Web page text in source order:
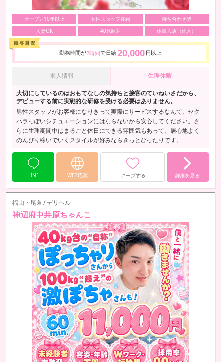
オープン10年以上 女性スタッフ在籍
待ち合わせ型
人妻OK
40代歓迎 体験入店（体入）
勤務時間が2時間で日給20,000 円以上
求人情報 生理休暇
大切にしているのはおもてなしの気持ちと接客のていねいさだから、
デビューする前に実戦的な研修を受ける必要はありません。
男性スタッフがお客様になりきって実際にサービスするなんて、セク
ハラっぽいシチュエーションにはならないから安心してください。さ
らに生理期間中はまるごと休日にできる雰囲気もあって、居心地よく
のんびり稼いでいくスタイルが好みならきっとぴったりです。
LINE WEB応募 キープする 詳細を見る
福山・尾道 / デリヘル
神辺府中井原ちゃんこ